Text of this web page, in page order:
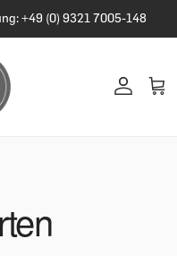
+49 (0) 9321 7005-148